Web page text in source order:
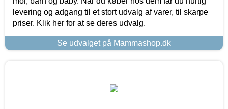
levering og adgang til et stort udvalg af varer, til skarpe
priser. Klik her for at se deres udvalg.
Se udvalget på Mammashop.dk